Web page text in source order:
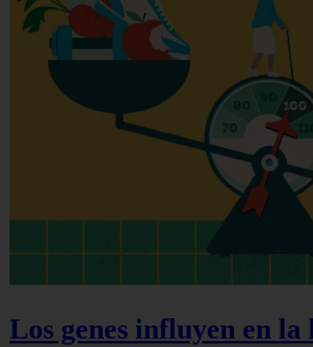
Los genes influyen en la